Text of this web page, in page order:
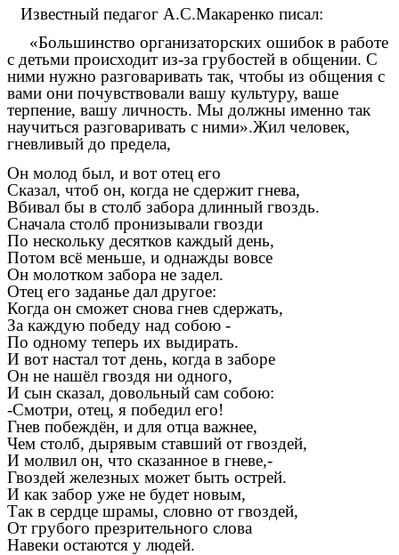
Известный педагог А.С.Макаренко писал:
«Большинство организаторских ошибок в работе
с детьми происходит из-за грубостей в общении. С
ними нужно разговаривать так, чтобы из общения с
вами они почувствовали вашу культуру, ваше
терпение, вашу личность. Мы должны именно так
научиться разговаривать с ними».Жил человек,
гневливый до предела,
Он молод был, и вот отец его
Сказал, чтоб он, когда не сдержит гнева,
Вбивал бы в столб забора длинный гвоздь.
Сначала столб пронизывали гвозди
По нескольку десятков каждый день,
Потом всё меньше, и однажды вовсе
Он молотком забора не задел.
Отец его заданье дал другое:
Когда он сможет снова гнев сдержать,
За каждую победу над собою -
По одному теперь их выдирать.
И вот настал тот день, когда в заборе
Он не нашёл гвоздя ни одного,
И сын сказал, довольный сам собою:
-Смотри, отец, я победил его!
Гнев побеждён, и для отца важнее,
Чем столб, дырявым ставший от гвоздей,
И молвил он, что сказанное в гневе,-
Гвоздей железных может быть острей.
И как забор уже не будет новым,
Так в сердце шрамы, словно от гвоздей,
От грубого презрительного слова
Навеки остаются у людей.